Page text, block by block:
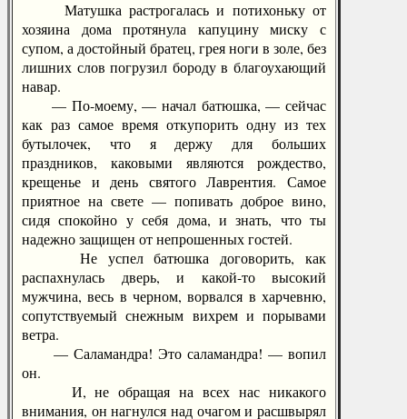
Матушка растрогалась и потихоньку от
хозяина дома протянула капуцину миску с
супом, а достойный братец, грея ноги в золе, без
лишних слов погрузил бороду в благоухающий
навар.
— По-моему, — начал батюшка, — сейчас
как раз самое время откупорить одну из тех
бутылочек, что я держу для больших
праздников, каковыми являются рождество,
крещенье и день святого Лаврентия. Самое
приятное на свете — попивать доброе вино,
сидя спокойно у себя дома, и знать, что ты
надежно защищен от непрошенных гостей.
Не успел батюшка договорить, как
распахнулась дверь, и какой-то высокий
мужчина, весь в черном, ворвался в харчевню,
сопутствуемый снежным вихрем и порывами
ветра.
— Саламандра! Это саламандра! — вопил
он.
И, не обращая на всех нас никакого
внимания, он нагнулся над очагом и расшвырял